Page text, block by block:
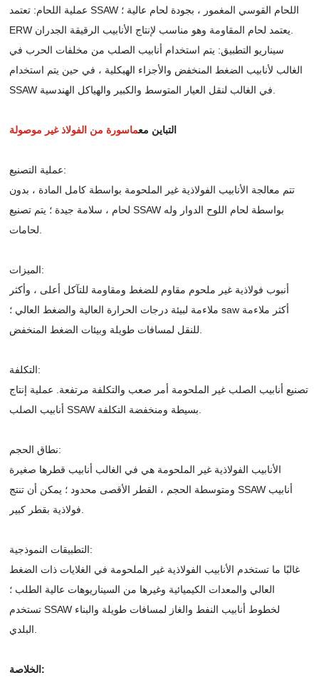
عملية اللحام: تعتمد SSAW اللحام القوسي المغمور ، بجودة لحام عالية ؛
سيناريو التطبيق: يتم استخدام أنابيب الصلب من مخلفات الحرب في
الغالب لأنابيب الضغط المنخفض والأجزاء الهيكلية ، في حين يتم استخدام
التباين معماسورة من الفولاذ غير موصولة
عملية التصنيع:
تتم معالجة الأنابيب الفولاذية غير الملحومة بواسطة كامل المادة ، بدون
لحام ، سلامة جيدة ؛ يتم تصنيع SSAW بواسطة لحام اللوح الدوار وله
الميزات:
أنبوب فولاذية غير ملحوم مقاوم للضغط ومقاومة للتآكل أعلى ، وأكثر
ملاءمة لبيئة درجات الحرارة العالية والضغط العالي ؛ saw أكثر ملاءمة
التكلفة:
تصنيع أنابيب الصلب غير الملحومة أمر صعب والتكلفة مرتفعة. عملية إنتاج
نطاق الحجم:
الأنابيب الفولاذية غير الملحومة هي في الغالب أنابيب قطرها صغيرة
ومتوسطة الحجم ، القطر الأقصى محدود ؛ يمكن أن تنتج SSAW أنابيب
التطبيقات النموذجية:
غالبًا ما تستخدم الأنابيب الفولاذية غير الملحومة في الغلايات ذات الضغط
العالي والمعدات الكيميائية وغيرها من السيناريوهات عالية الطلب ؛
تستخدم SSAW لخطوط أنابيب النفط والغاز لمسافات طويلة والبناء
الخلاصة: